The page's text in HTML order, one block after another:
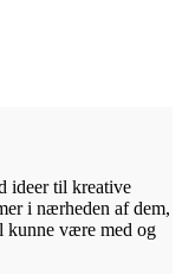
ideer til kreative
i nærheden af dem,
kunne være med og